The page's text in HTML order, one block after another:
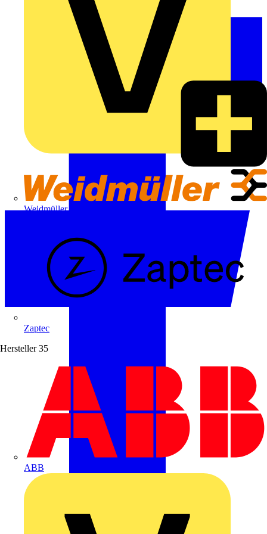
Weidmüller
Zaptec
Hersteller 35
ABB